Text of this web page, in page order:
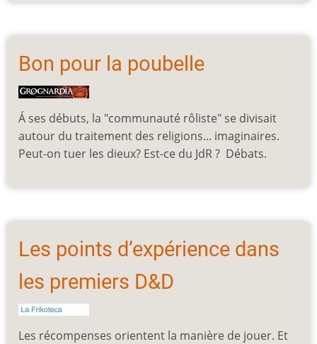
Bon pour la poubelle
Á ses débuts, la "communauté rôliste" se divisait
autour du traitement des religions... imaginaires.
Peut-on tuer les dieux? Est-ce du JdR ? Débats.
Les points d’expérience dans
les premiers D&D
Les récompenses orientent la manière de jouer. Et